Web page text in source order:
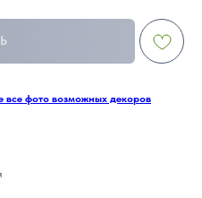
все фото возможных декоров